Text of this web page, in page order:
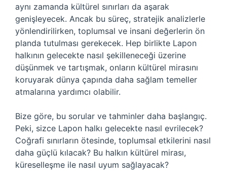
aynı zamanda kültürel sınırları da aşarak
genişleyecek. Ancak bu süreç, stratejik analizlerle
yönlendirilirken, toplumsal ve insani değerlerin ön
planda tutulması gerekecek. Hep birlikte Lapon
halkının gelecekte nasıl şekilleneceği üzerine
düşünmek ve tartışmak, onların kültürel mirasını
koruyarak dünya çapında daha sağlam temeller
atmalarına yardımcı olabilir.
Bize göre, bu sorular ve tahminler daha başlangıç.
Peki, sizce Lapon halkı gelecekte nasıl evrilecek?
Coğrafi sınırların ötesinde, toplumsal etkilerini nasıl
daha güçlü kılacak? Bu halkın kültürel mirası,
küreselleşme ile nasıl uyum sağlayacak?